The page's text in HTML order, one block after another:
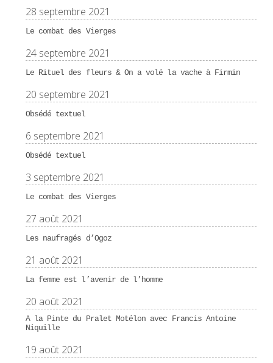
28 septembre 2021
Le combat des Vierges
24 septembre 2021
Le Rituel des fleurs & On a volé la vache à Firmin
20 septembre 2021
Obsédé textuel
6 septembre 2021
Obsédé textuel
3 septembre 2021
Le combat des Vierges
27 août 2021
Les naufragés d’Ogoz
21 août 2021
La femme est l’avenir de l’homme
20 août 2021
A la Pinte du Pralet Motélon avec Francis Antoine
Niquille
19 août 2021